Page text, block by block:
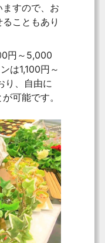
すので、お
こともあり
円～5,000
は1,100円～
り、自由に
可能です。